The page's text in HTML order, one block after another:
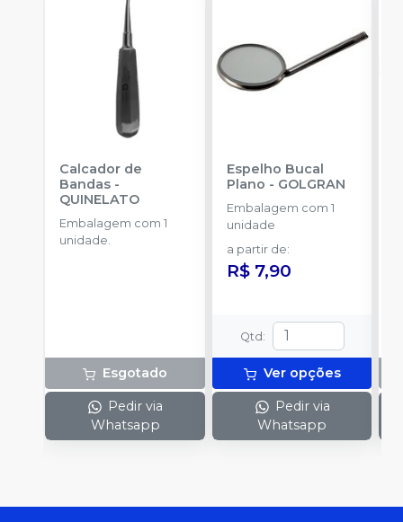
Calcador de
Bandas -
QUINELATO
Embalagem com 1
unidade.
Esgotado
Pedir via
Whatsapp
Espelho Bucal
Plano - GOLGRAN
Embalagem com 1
unidade
a partir de:
R$ 7,90
Qtd :
Ver opções
Pedir via
Whatsapp